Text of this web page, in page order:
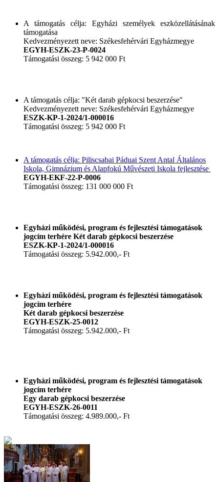
A támogatás célja: Egyházi személyek eszközellátásának
támogatása
Kedvezményezett neve: Székesfehérvári Egyházmegye
EGYH-ESZK-23-P-0024
Támogatási összeg: 5 942 000 Ft
A támogatás célja: "Két darab gépkocsi beszerzése"
Kedvezményezett neve: Székesfehérvári Egyházmegye
ESZK-KP-1-2024/1-000016
Támogatási összeg: 5 942 000 Ft
A támogatás célja: Piliscsabai Páduai Szent Antal Általános
Iskola, Gimnázium és Alapfokú Művészeti Iskola fejlesztése
EGYH-EKF-22-P-0006
Támogatási összeg: 131 000 000 Ft
Egyházi működési, program és fejlesztési támogatások
jogcím terhére Két darab gépkocsi beszerzése
ESZK-KP-1-2024/1-000016
Támogatási összeg: 5.942.000,- Ft
Egyházi működési, program és fejlesztési támogatások
jogcím terhére
Két darab gépkocsi beszerzése
EGYH-ESZK-25-0012
Támogatási összeg: 5.942.000,- Ft
Egyházi működési, program és fejlesztési támogatások
jogcím terhére
Egy darab gépkocsi beszerzése
EGYH-ESZK-26-0011
Támogatási összeg: 4.989.000,- Ft